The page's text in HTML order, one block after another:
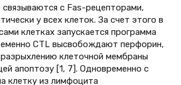
с Fas-рецепторами,
у всех клеток. За счет этого в
клетках запускается программа
CTL высвобождают перфорин,
клеточной мембраны
апоптозу [1, 7]. Одновременно с
клетку из лимфоцита